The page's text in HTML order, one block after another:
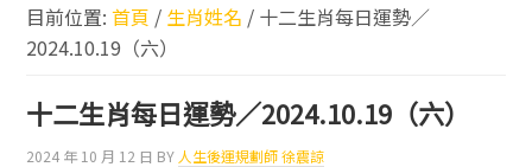
師
徐
震
諒
目前位置:首頁 / 生肖姓名 / 十二生肖每日運勢／
2024.10.19（六）
十二生肖每日運勢／2024.10.19（六）
2024 年 10 月 12 日 BY 人生後運規劃師 徐震諒